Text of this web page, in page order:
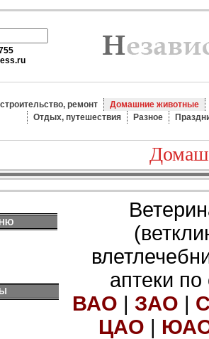
ремонт
Домашние животные
Отдых, путешествия
Разное
аптеки
ВАО | ЗАО |
ЦАО |